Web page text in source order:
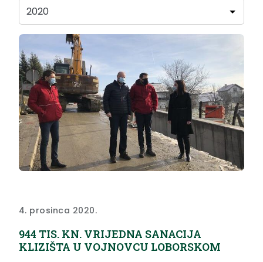
4. prosinca 2020.
944 TIS. KN. VRIJEDNA SANACIJA
KLIZIŠTA U VOJNOVCU LOBORSKOM